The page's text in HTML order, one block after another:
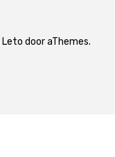
Leto door aThemes.